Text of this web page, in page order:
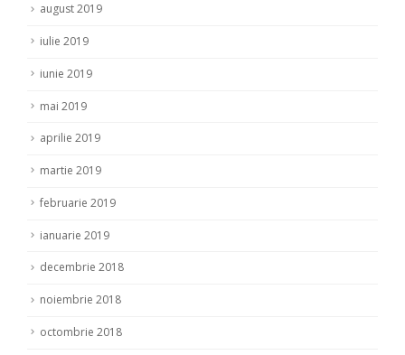
august 2019
iulie 2019
iunie 2019
mai 2019
aprilie 2019
martie 2019
februarie 2019
ianuarie 2019
decembrie 2018
noiembrie 2018
octombrie 2018